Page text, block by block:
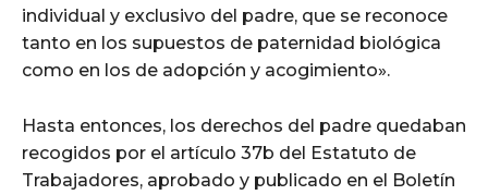
individual y exclusivo del padre, que se reconoce
tanto en los supuestos de paternidad biológica
como en los de adopción y acogimiento».
Hasta entonces, los derechos del padre quedaban
recogidos por el artículo 37b del Estatuto de
Trabajadores, aprobado y publicado en el Boletín